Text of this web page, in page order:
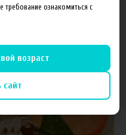
требование ознакомиться с
возраст
сайт